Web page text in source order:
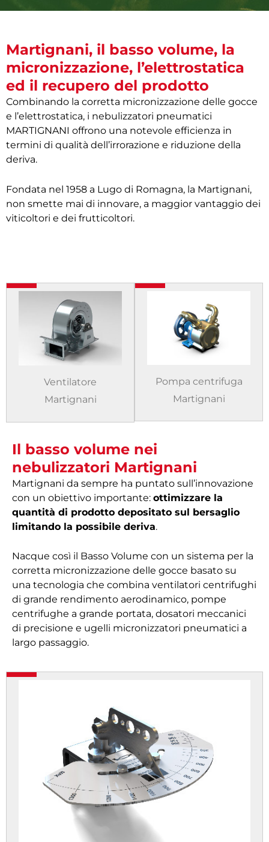
Martignani, il basso volume, la
micronizzazione, l’elettrostatica
ed il recupero del prodotto
Combinando la corretta micronizzazione delle gocce
e l’elettrostatica, i nebulizzatori pneumatici
MARTIGNANI offrono una notevole efficienza in
termini di qualità dell’irrorazione e riduzione della
deriva.
Fondata nel 1958 a Lugo di Romagna, la Martignani,
non smette mai di innovare, a maggior vantaggio dei
viticoltori e dei frutticoltori.
Ventilatore
Martignani
Pompa centrifuga
Martignani
Il basso volume nei
nebulizzatori Martignani
Martignani da sempre ha puntato sull’innovazione
con un obiettivo importante: ottimizzare la
quantità di prodotto depositato sul bersaglio
limitando la possibile deriva.
Nacque così il Basso Volume con un sistema per la
corretta micronizzazione delle gocce basato su
una tecnologia che combina ventilatori centrifughi
di grande rendimento aerodinamico, pompe
centrifughe a grande portata, dosatori meccanici
di precisione e ugelli micronizzatori pneumatici a
largo passaggio.